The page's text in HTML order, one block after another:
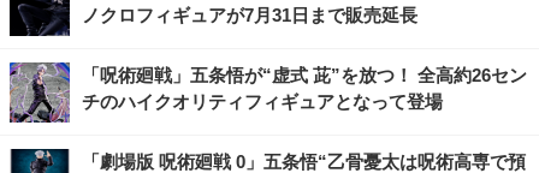
ノクロフィギュアが7月31日まで販売延長
「呪術廻戦」五条悟が“虚式 茈”を放つ！ 全高約26セン
チのハイクオリティフィギュアとなって登場
「劇場版 呪術廻戦 0」五条悟“乙骨憂太は呪術高専で預